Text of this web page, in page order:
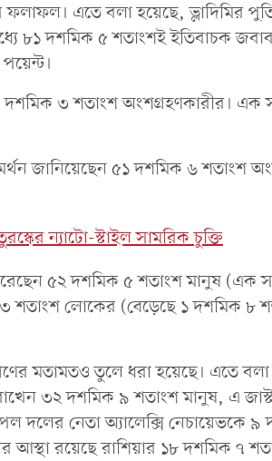
এতে বলা হয়েছে, ভ্লাদিমির
৮১ দশমিক ৫ শতাংশই ইতিবাচক
দশমিক ৩ শতাংশ অংশগ্রহণকারীর। এক
জানিয়েছেন ৫১ দশমিক ৬ শতাংশ
ন্যাটো-স্টাইল সামরিক চুক্তি
৫২ দশমিক ৫ শতাংশ মানুষ (এক
লোকের (বেড়েছে ১ দশমিক ৮
মতামতও তুলে ধরা হয়েছে। এতে
৩২ দশমিক ৯ শতাংশ মানুষ, এ
দলের নেতা অ্যালেক্সি নেচায়েভকে ৯
রয়েছে রাশিয়ার ১৮ দশমিক ৭